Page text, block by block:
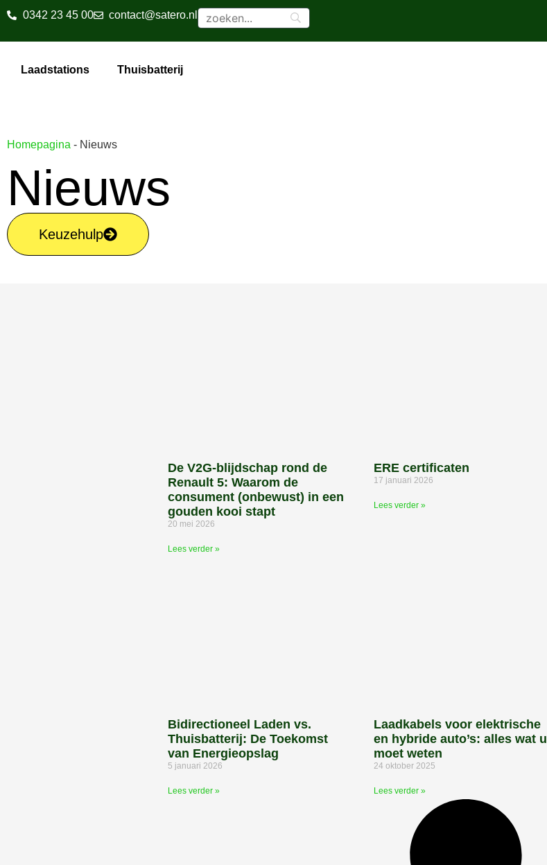
0342 23 45 00 contact@satero.nl
Laadstations Thuisbatterij
Homepagina - Nieuws
Nieuws
Keuzehulp
De V2G-blijdschap rond de
Renault 5: Waarom de
consument (onbewust) in een
gouden kooi stapt
20 mei 2026
Lees verder »
ERE certificaten
17 januari 2026
Lees verder »
Bidirectioneel Laden vs.
Thuisbatterij: De Toekomst
van Energieopslag
5 januari 2026
Lees verder »
Laadkabels voor elektrische
en hybride auto’s: alles wat u
moet weten
24 oktober 2025
Lees verder »